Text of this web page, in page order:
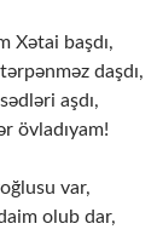
Xətai başdı,
daşdı,
aşdı,
övladıyam!
var,
olub dar,